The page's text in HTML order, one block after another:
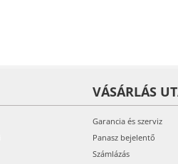
VÁSÁRLÁS
Garancia és szerviz
Panasz bejelentő
Számlázás